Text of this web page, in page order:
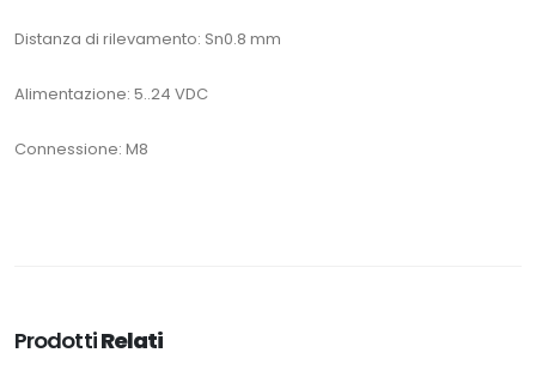
Distanza di rilevamento: Sn0.8 mm
Alimentazione: 5..24 VDC
Connessione: M8
ProdottiRelati